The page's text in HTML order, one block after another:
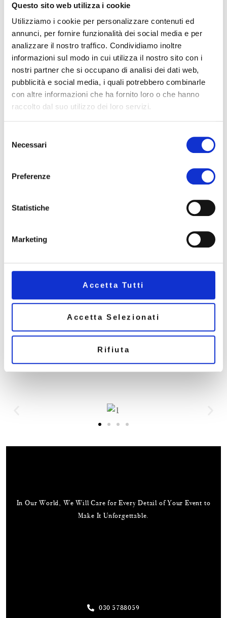
Questo sito web utilizza i cookie
Utilizziamo i cookie per personalizzare contenuti ed
annunci, per fornire funzionalità dei social media e per
analizzare il nostro traffico. Condividiamo inoltre
informazioni sul modo in cui utilizza il nostro sito con i
nostri partner che si occupano di analisi dei dati web,
pubblicità e social media, i quali potrebbero combinarle
con altre informazioni che ha fornito loro o che hanno
raccolto dal suo utilizzo dei loro servizi.
delNecessari
Preferenze
Statistiche
Marketing
Accetta Tutti
Accetta Selezionati
Rifiuta
Lounge Space
Area: 200 sqm
Fixed Stage: No
Natural Light: Yes
Darkenable: No
Capacity for Setup
Welcome Coffee: 200 Guests
Download The Technical Sheet
Request Information
Business Events Manager
Ph. +39 388 244 2365
Email:business@mariucciaeventi.it
In Our World, We Will Care for Every Detail of Your Event to
Make It Unforgettable.
030 5788059